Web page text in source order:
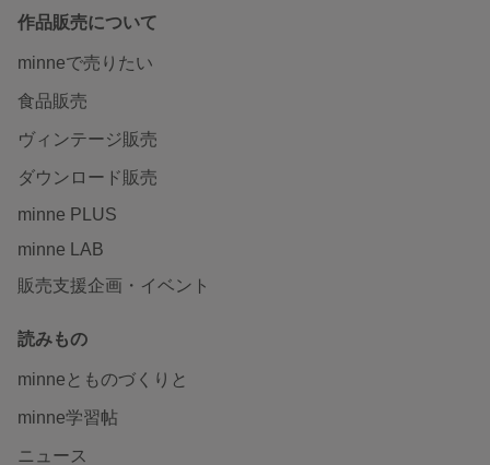
作品販売について
minneで売りたい
食品販売
ヴィンテージ販売
ダウンロード販売
minne PLUS
minne LAB
販売支援企画・イベント
読みもの
minneとものづくりと
minne学習帖
ニュース